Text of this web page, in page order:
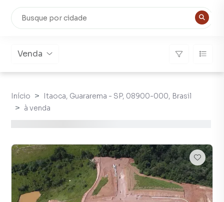
Venda
Início
Itaoca, Guararema - SP, 08900-000, Brasil
à venda